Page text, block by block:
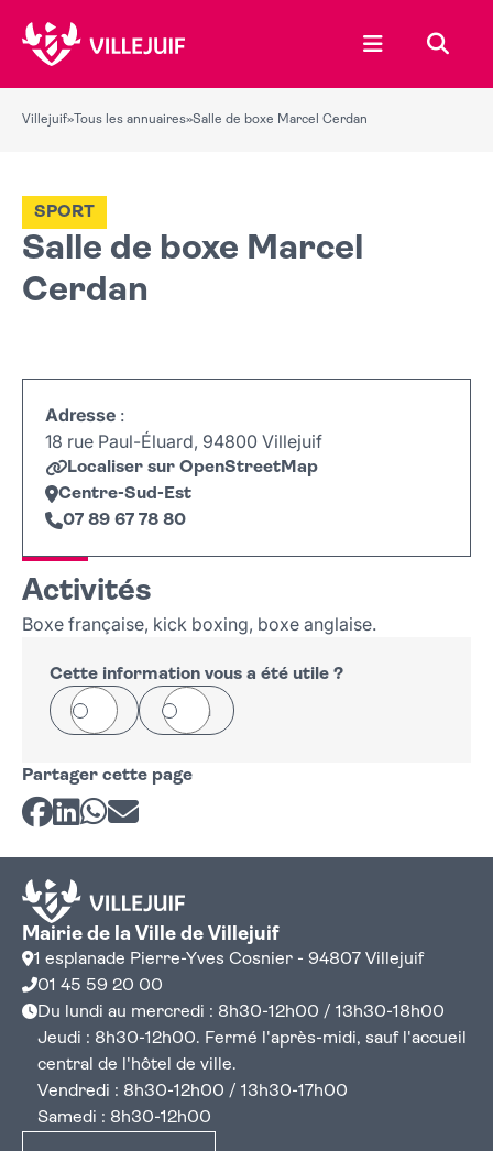
Ouvrir le
Villejuif» Tous les annuaires»Salle de boxe Marcel Cerdan
Salle de boxe Marcel
Cerdan
SPORT
Adresse :
18 rue Paul-Éluard, 94800 Villejuif
Localiser sur OpenStreetMap
Centre-Sud-Est
07 89 67 78 80
+
−
Activités
Boxe française, kick boxing, boxe anglaise.
Cette information vous a été utile ?
Oui Non
Partager cette page
Partager sur Facebook
Partager sur LinkedIn
Partager sur Whatsapp
Partager par courriel
Mairie de la Ville de Villejuif
1 esplanade Pierre-Yves Cosnier - 94807 Villejuif
01 45 59 20 00
Du lundi au mercredi : 8h30-12h00 / 13h30-18h00
Jeudi : 8h30-12h00. Fermé l'après-midi, sauf l'accueil
central de l'hôtel de ville.
Vendredi : 8h30-12h00 / 13h30-17h00
Samedi : 8h30-12h00